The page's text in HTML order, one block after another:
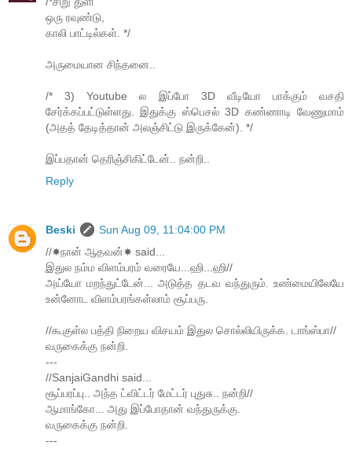
ஒரு ரவுண்டு,
காலி பாட்டில்கள். */
அருமையான சிந்தனை..
/* 3) Youtube ல இப்போ 3D வீடியோ பாக்கும் வசதி
சேர்க்கப்பட்டுள்ளது. இதுக்கு ஸ்பெசல் 3D கண்ணாடி வேணுமாம்
(அதத் தேடித்தான் அலஞ்சிட்டு இருக்கேன்). */
இப்பதான் தெரிஞ்சிகிட்டேன்.. நன்றி..
Reply
Beski
Sun Aug 09, 11:04:00 PM
//☀நான் ஆதவன்☀ said...
இதுல நம்ம விளம்பரம் வரையே...ஹி...ஹி//
அய்யோ மறந்துட்டேன்... அடுத்த தடவ வந்துரும். உண்மையிலேயே
உன்னோட விளம்பரங்கள்லாம் சூப்பரு.
//கூகுள்ல பத்தி நிறைய விசயம் இதுல சொல்லியிருக்க. டாங்ஸ்பா//
வருகைக்கு நன்றி.
---
//SanjaiGandhi said...
சூப்பரப்பு.. அந்த ட்விட்டர் மேட்டர் புதுசு.. நன்றி//
ஆமாங்கோ... அது இப்போதான் வந்துருக்கு.
வருகைக்கு நன்றி.
---